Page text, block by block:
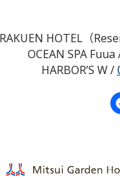
HOTEL（
OCEAN SPA Fuua
HARBOR’S W/